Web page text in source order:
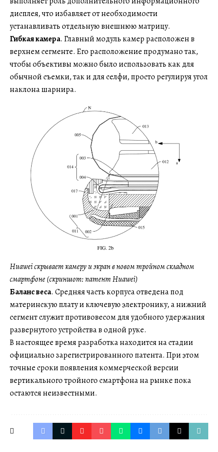
дисплея, что избавляет от необходимости
устанавливать отдельную внешнюю матрицу.
Гибкая камера. Главный модуль камер расположен в
верхнем сегменте. Его расположение продумано так,
чтобы объективы можно было использовать как для
обычной съемки, так и для селфи, просто регулируя угол
наклона шарнира.
Huawei скрывает камеру и экран в новом тройном складном
смартфоне (скриншот: патент Huawei)
Баланс веса. Средняя часть корпуса отведена под
материнскую плату и ключевую электронику, а нижний
сегмент служит противовесом для удобного удержания
развернутого устройства в одной руке.
В настоящее время разработка находится на стадии
официально зарегистрированного патента. При этом
точные сроки появления коммерческой версии
вертикального тройного смартфона на рынке пока
остаются неизвестными.